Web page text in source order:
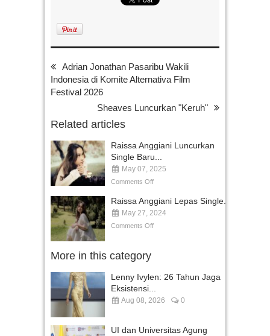
Adrian Jonathan Pasaribu Wakili
Indonesia di Komite Alternativa Film
Festival 2026
Sheaves Luncurkan "Keruh"
Related articles
Raissa Anggiani Luncurkan
Single Baru...
May 07, 2025
Comments Off
Raissa Anggiani Lepas Single...
May 27, 2024
Comments Off
More in this category
Lenny Ivylen: 26 Tahun Jaga
Eksistensi...
Aug 08, 2026 0
UI dan Universitas Agung